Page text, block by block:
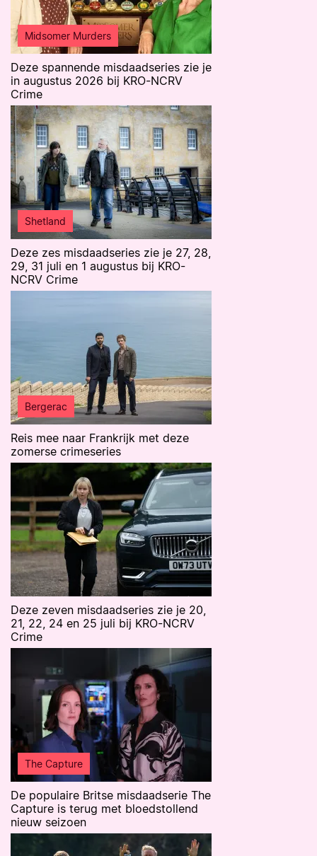
Midsomer Murders
Deze spannende misdaadseries zie je
in augustus 2026 bij KRO-NCRV
Crime
Shetland
Deze zes misdaadseries zie je 27, 28,
29, 31 juli en 1 augustus bij KRO-
NCRV Crime
Bergerac
Reis mee naar Frankrijk met deze
zomerse crimeseries
Deze zeven misdaadseries zie je 20,
21, 22, 24 en 25 juli bij KRO-NCRV
Crime
The Capture
De populaire Britse misdaadserie The
Capture is terug met bloedstollend
nieuw seizoen